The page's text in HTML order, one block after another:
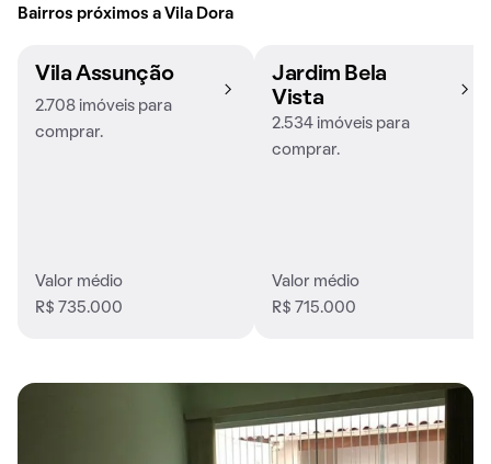
Bairros próximos a Vila Dora
Vila Assunção
2.708 imóveis para
comprar.
Valor médio
R$ 735.000
Jardim Bela
Vista
2.534 imóveis para
comprar.
Valor médio
R$ 715.000